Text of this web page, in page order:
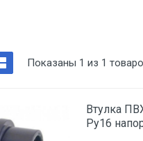
Показаны 1 из 1
Втулка
Ру16